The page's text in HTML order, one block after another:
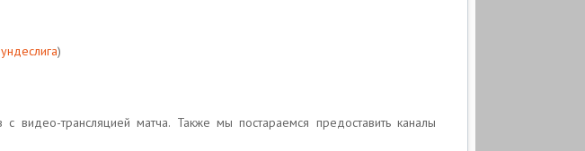
)
видео-трансляцией матча. Также мы постараемся предоставить каналы